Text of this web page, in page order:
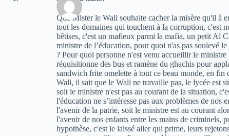
Que Mister le Wali souhaite cacher la misère qu'il à
tout les domaines qui touchent à la corruption, c'est
bêtises, c'est un mafieux parmi la mafia, un petit Al
ministre de l’éducation, pour quoi n'as pas soulevé
? Pour quoi personne n'est venu accueillir le
réquisitionne des bus et ramène du ghachis pour
sandwich frite omelette à tout ce beau monde, en fin
Wali, il sait que le Wali ne travaille pas, le lycée est
soit le ministre n'est pas au courant de la situation,
l'éducation ne s’intéresse pas aux problèmes de nos
l'avenir de la patrie, soit le ministre est au courant
l'avenir de nos enfants entre les mains de criminels,
hypothèse, c'est le laissé aller qui prime, leurs